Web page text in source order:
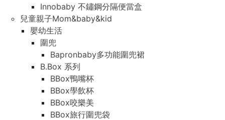
Innobaby 不鏽鋼分隔便當盒
兒童親子Mom&baby&kid
嬰幼生活
圍兜
Bapronbaby多功能圍兜裙
B.Box 系列
BBox鴨嘴杯
BBox學飲杯
BBox咬樂美
BBox旅行圍兜袋